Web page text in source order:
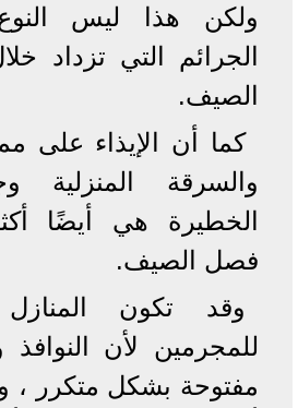
ولكن هذا ليس
الجرائم التي تزداد
الصيف.
كما أن الإيذاء على
والسرقة المنزلية
الخطيرة هي أيضًا
فصل الصيف.
وقد تكون
للمجرمين لأن النوافذ
مفتوحة بشكل متكرر ،